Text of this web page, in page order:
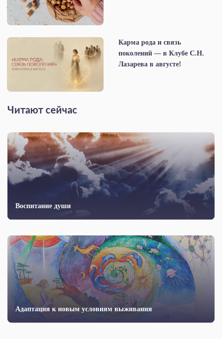
Карма рода и связь
поколений — в Клубе С.Н.
Лазарева в августе!
Читают сейчас
Воспитание души
Адаптация к новым условиям выживания